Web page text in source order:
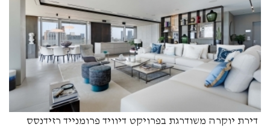
דירת יוקרה משודרגת בפרויקט דיוויד פרומנייד רזידנסס